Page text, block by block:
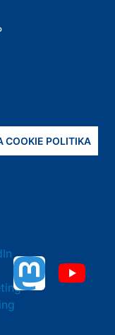
COOKIE POLITIKA